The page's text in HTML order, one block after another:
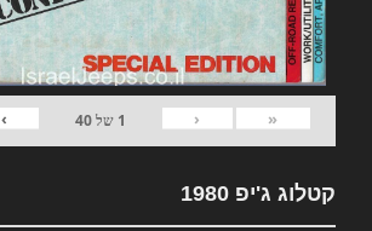
«
‹
1 של40
›
קטלוג ג'יפ 1980